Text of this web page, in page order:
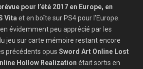
pour l’été 2017 en Europe, en
Vita et en boîte sur PS4 pour l’Europe.
évidemment peu apprécié par les
jeu sur carte mémoire restant encore
précédents opus Sword Art Online Lost
Hollow Realization était sortis en